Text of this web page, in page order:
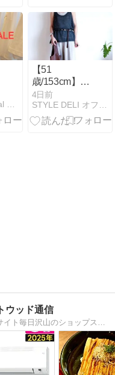
ＮＥＷ’Ｓ official blog
【51
歳/153cm】夏
コーデの味変
アイテム。こ
んなん、なん
4日前
ウッド通信